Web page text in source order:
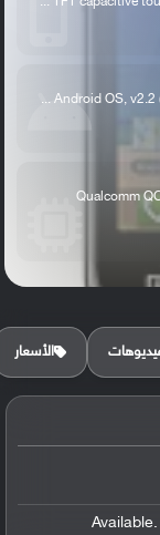
Android OS, v2.2
Qualcomm
الأسعار